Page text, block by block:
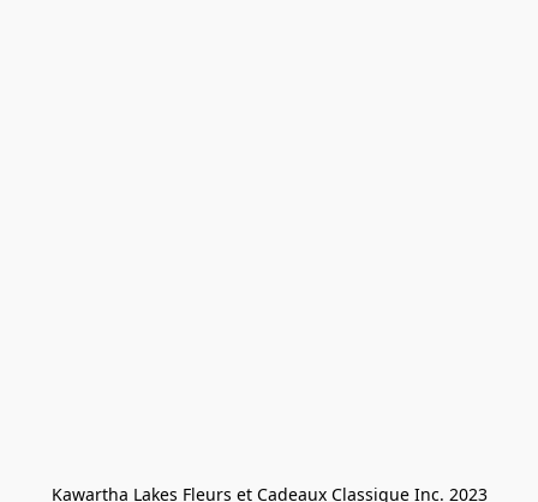
Kawartha Lakes Fleurs et Cadeaux Classique Inc. 2023